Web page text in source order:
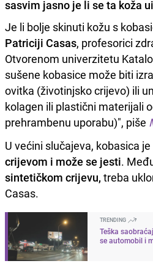
sasvim jasno je li se ta koža
Je li bolje skinuti kožu s
Patriciji Casas, profesorici
Otvorenom univerzitetu
sušene kobasice može biti
ovitka (životinjsko crijevo) ili
kolagen ili plastični materijali
prehrambenu uporabu)", piše
U većini slučajeva, kobasica je
crijevom i može se jesti.
sintetičkom crijevu, treba
Casas.
TRENDING
Teška
se automobil i